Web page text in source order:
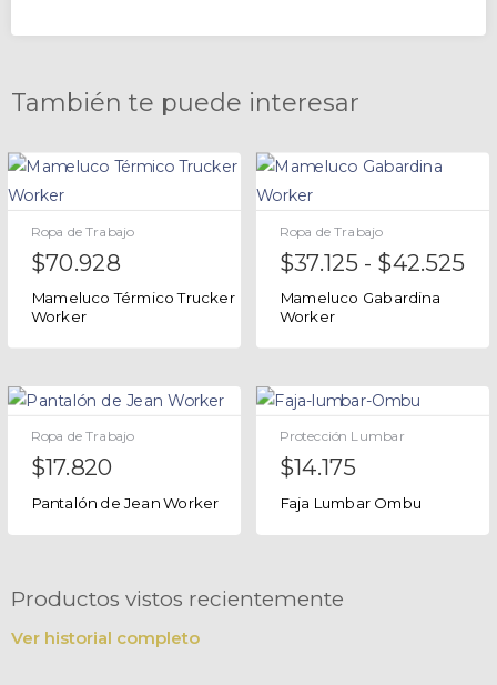
También te puede interesar
Ropa de Trabajo
$70.928
Mameluco Térmico Trucker
Worker
Ropa de Trabajo
$37.125 - $42.525
Mameluco Gabardina
Worker
Ropa de Trabajo
$17.820
Pantalón de Jean Worker
Protección Lumbar
$14.175
Faja Lumbar Ombu
Productos vistos recientemente
Ver historial completo